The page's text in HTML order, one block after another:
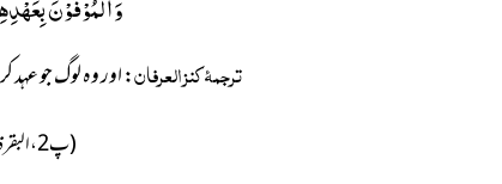
ترجمۂ کنز العرفان: اور وہ لوگ جو
(پ2، البقرۃ:177)